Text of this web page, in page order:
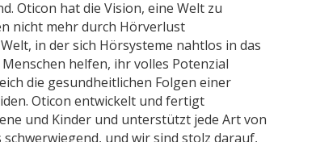
Oticon hat die Vision, eine Welt zu
nicht mehr durch Hörverlust
in der sich Hörsysteme nahtlos in das
helfen, ihr volles Potenzial
die gesundheitlichen Folgen einer
Oticon entwickelt und fertigt
und Kinder und unterstützt jede Art von
und wir sind stolz darauf,